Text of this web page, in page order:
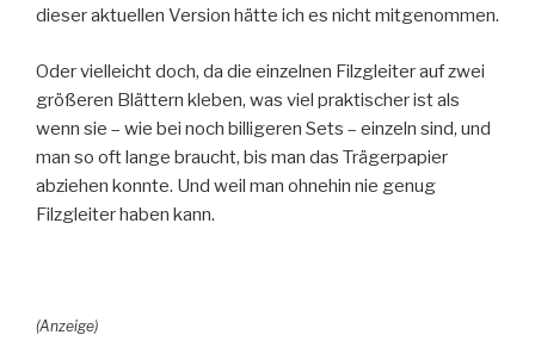
dieser aktuellen Version hätte ich es nicht mitgenommen.
Oder vielleicht doch, da die einzelnen Filzgleiter auf zwei
größeren Blättern kleben, was viel praktischer ist als
wenn sie – wie bei noch billigeren Sets – einzeln sind, und
man so oft lange braucht, bis man das Trägerpapier
abziehen konnte. Und weil man ohnehin nie genug
Filzgleiter haben kann.
(Anzeige)